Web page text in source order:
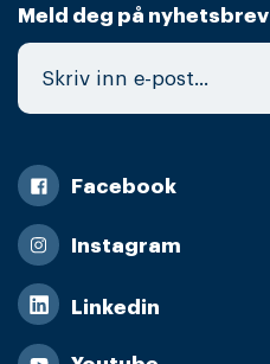
Meld deg på nyhetsbrev
Facebook
Instagram
Linkedin